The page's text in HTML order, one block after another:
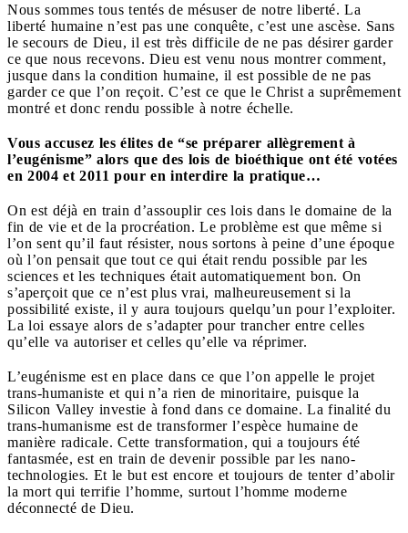
Nous sommes tous tentés de mésuser de notre liberté. La
liberté humaine n’est pas une conquête, c’est une ascèse. Sans
le secours de Dieu, il est très difficile de ne pas désirer garder
ce que nous recevons. Dieu est venu nous montrer comment,
jusque dans la condition humaine, il est possible de ne pas
garder ce que l’on reçoit. C’est ce que le Christ a suprêmement
montré et donc rendu possible à notre échelle.
Vous accusez les élites de “se préparer allègrement à
l’eugénisme” alors que des lois de bioéthique ont été votées
en 2004 et 2011 pour en interdire la pratique…
On est déjà en train d’assouplir ces lois dans le domaine de la
fin de vie et de la procréation. Le problème est que même si
l’on sent qu’il faut résister, nous sortons à peine d’une époque
où l’on pensait que tout ce qui était rendu possible par les
sciences et les techniques était automatiquement bon. On
s’aperçoit que ce n’est plus vrai, malheureusement si la
possibilité existe, il y aura toujours quelqu’un pour l’exploiter.
La loi essaye alors de s’adapter pour trancher entre celles
qu’elle va autoriser et celles qu’elle va réprimer.
L’eugénisme est en place dans ce que l’on appelle le projet
trans-humaniste et qui n’a rien de minoritaire, puisque la
Silicon Valley investie à fond dans ce domaine. La finalité du
trans-humanisme est de transformer l’espèce humaine de
manière radicale. Cette transformation, qui a toujours été
fantasmée, est en train de devenir possible par les nano-
technologies. Et le but est encore et toujours de tenter d’abolir
la mort qui terrifie l’homme, surtout l’homme moderne
déconnecté de Dieu.